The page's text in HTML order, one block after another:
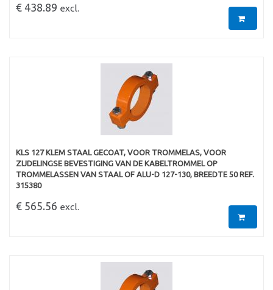
€ 438.89 excl.
KLS 127 KLEM STAAL GECOAT, VOOR TROMMELAS, VOOR
ZIJDELINGSE BEVESTIGING VAN DE KABELTROMMEL OP
TROMMELASSEN VAN STAAL OF ALU-D 127-130, BREEDTE 50 REF.
315380
€ 565.56 excl.